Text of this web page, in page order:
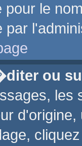
pour le
ou
d'origine,